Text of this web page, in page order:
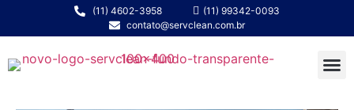
(11) 4602-3958
(11) 99342-0093
contato@servclean.com.br